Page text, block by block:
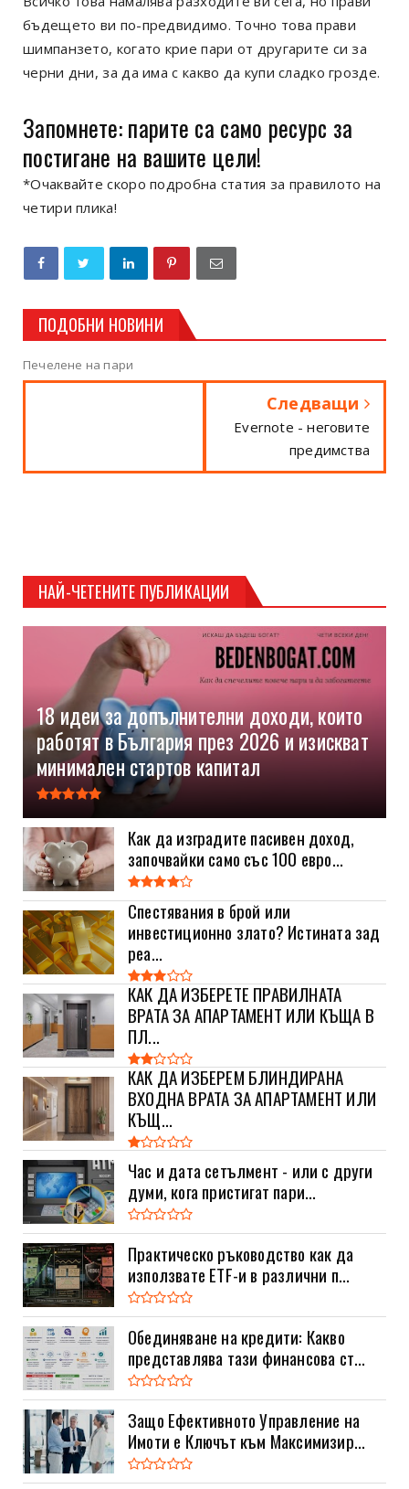
бъдещето ви по-предвидимо. Точно това прави
шимпанзето, когато крие пари от другарите си за
черни дни, за да има с какво да купи сладко грозде.
Запомнете: парите са само ресурс за
постигане на вашите цели!
*Очаквайте скоро подробна статия за правилото на
четири плика!
ПОДОБНИ НОВИНИ
Печелене на пари
Следващи
Evernote - неговите
предимства
НАЙ-ЧЕТЕНИТЕ ПУБЛИКАЦИИ
18 идеи за допълнителни доходи, които
работят в България през 2026 и изискват
минимален стартов капитал
Как да изградите пасивен доход,
започвайки само със 100 евро...
Спестявания в брой или
инвестиционно злато? Истината зад
реа...
КАК ДА ИЗБЕРЕТЕ ПРАВИЛНАТА
ВРАТА ЗА АПАРТАМЕНТ ИЛИ КЪЩА В
ПЛ...
КАК ДА ИЗБЕРЕМ БЛИНДИРАНА
ВХОДНА ВРАТА ЗА АПАРТАМЕНТ ИЛИ
КЪЩ...
Час и дата сетълмент - или с други
думи, кога пристигат пари...
Практическо ръководство как да
използвате ETF-и в различни п...
Обединяване на кредити: Какво
представлява тази финансова ст...
Защо Ефективното Управление на
Имоти е Ключът към Максимизир...